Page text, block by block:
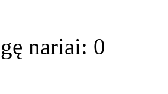
nariai: 0